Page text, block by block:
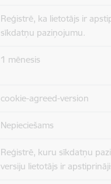
Reģistrē, ka lietotājs ir
sīkdatņu paziņojumu.
1 mēnesis
cookie-agreed-version
Nepieciešams
Reģistrē, kuru sīkdatņu
versiju lietotājs ir